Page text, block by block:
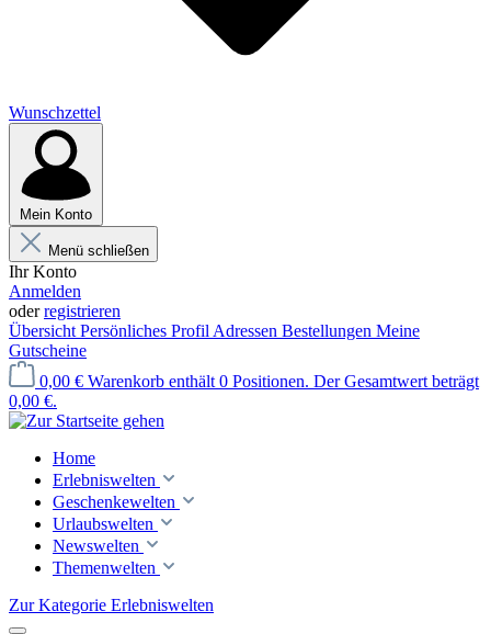
Wunschzettel
Mein Konto
Menü schließen
Ihr Konto
Anmelden
oderregistrieren
Übersicht Persönliches Profil Adressen Bestellungen Meine
Gutscheine
0,00 € Warenkorb enthält 0 Positionen. Der Gesamtwert beträgt
0,00 €.
Home
Erlebniswelten
Geschenkewelten
Urlaubswelten
Newswelten
Themenwelten
Zur Kategorie Erlebniswelten